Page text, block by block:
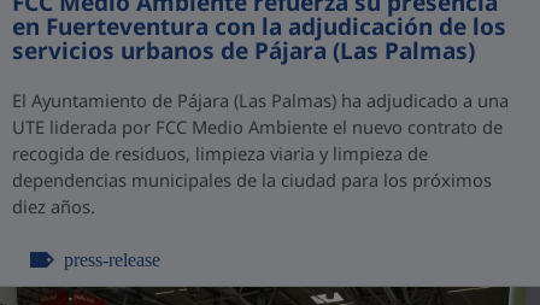
en Fuerteventura con la adjudicación de los
servicios urbanos de Pájara (Las Palmas)
El Ayuntamiento de Pájara (Las Palmas) ha adjudicado a una
UTE liderada por FCC Medio Ambiente el nuevo contrato de
recogida de residuos, limpieza viaria y limpieza de
dependencias municipales de la ciudad para los próximos
diez años.
press-release